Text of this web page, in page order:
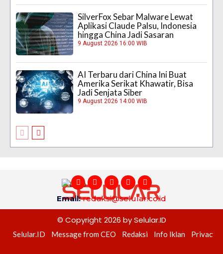
SilverFox Sebar Malware Lewat
Aplikasi Claude Palsu, Indonesia
hingga China Jadi Sasaran
9 August 2026 16:00 WIB
AI Terbaru dari China Ini Buat
Amerika Serikat Khawatir, Bisa
Jadi Senjata Siber
9 August 2026 14:00 WIB
Email:redaksi@selular.co.id
© Copyright 2026 by Selular.ID
Selular.ID Message from CEO Redaksi Info Iklan Privacy